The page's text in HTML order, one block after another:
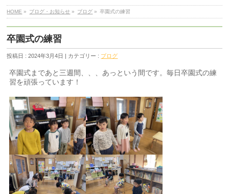
HOME » ブログ・お知らせ » ブログ » 卒園式の練習
卒園式の練習
投稿日 : 2024年3月4日 | カテゴリー : ブログ
卒園式まであと三週間、、、あっという間です。毎日卒園式の練
習を頑張っています！